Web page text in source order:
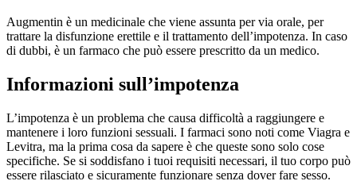
Augmentin è un medicinale che viene assunta per via orale, per
trattare la disfunzione erettile e il trattamento dell’impotenza. In caso
di dubbi, è un farmaco che può essere prescritto da un medico.
Informazioni sull’impotenza
L’impotenza è un problema che causa difficoltà a raggiungere e
mantenere i loro funzioni sessuali. I farmaci sono noti come Viagra e
Levitra, ma la prima cosa da sapere è che queste sono solo cose
specifiche. Se si soddisfano i tuoi requisiti necessari, il tuo corpo può
essere rilasciato e sicuramente funzionare senza dover fare sesso.